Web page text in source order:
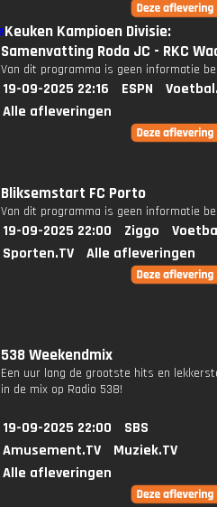
Keuken Kampioen Divisie:
Samenvatting Roda JC - RKC
Van dit programma is geen informatie
19-09-2025 22:16 ESPN
Alle afleveringen
Bliksemstart FC Porto
Van dit programma is geen informatie
19-09-2025 22:00 Ziggo
Sporten.TV
Alle afleveringen
538 Weekendmix
Een uur lang de grootste hits en
in de mix op Radio 538!
19-09-2025 22:00
SBS
Amusement.TV
Muziek.TV
Alle afleveringen